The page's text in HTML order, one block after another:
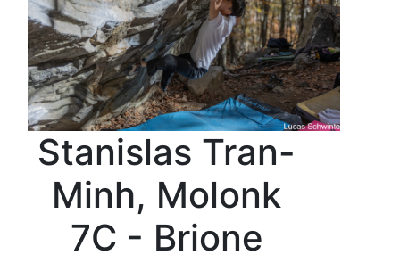
Stanislas Tran-
Minh, Molonk
7C - Brione